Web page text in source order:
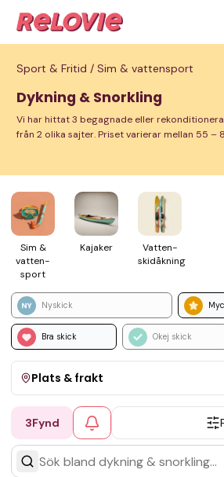
Sport & Fritid / Sim & vattensport
Dykning & Snorkling
Vi har hittat 3 begagnade eller
från 2 olika sajter. Priset varierar mellan 55 –
Sim &
vatten­
sport
Kajaker
Vatten­
skidåkning
Nyskick
Bra skick Okej skick
Plats & frakt
Visa allt Kan skickas Upphämtning
3Fynd